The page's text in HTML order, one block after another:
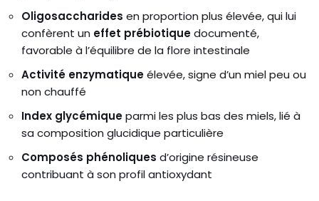
Oligosaccharides en proportion plus élevée, qui lui
confèrent un effet prébiotiquedocumenté,
favorable à l’équilibre de la flore intestinale
Activité enzymatiqueélevée, signe d’un miel peu ou
non chauffé
Index glycémiqueparmi les plus bas des miels, lié à
sa composition glucidique particulière
Composés phénoliques d’origine résineuse
contribuant à son profil antioxydant